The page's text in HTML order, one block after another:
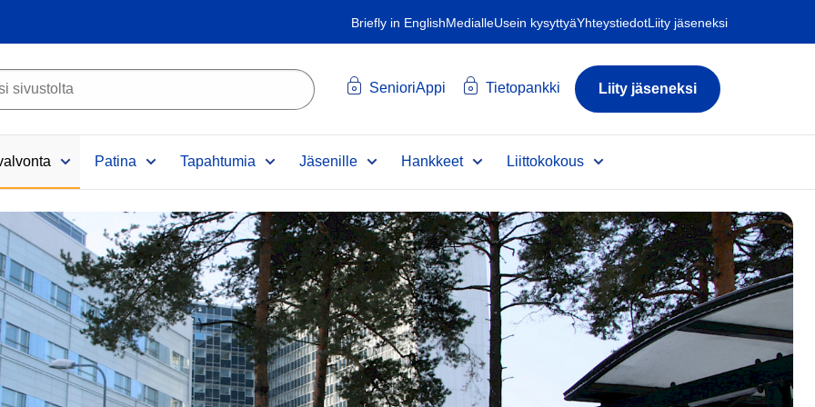
Briefly in EnglishMedialleUsein kysyttyäYhteystiedotLiity jäseneksi
SenioriAppi Tietopankki Liity jäseneksi
Patina Tapahtumia Jäsenille Hankkeet Liittokokous